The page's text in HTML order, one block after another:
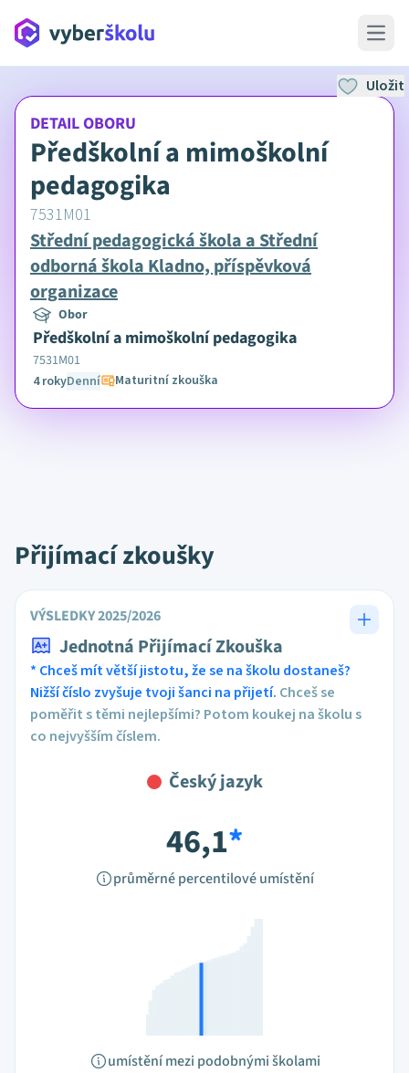
Open
DETAIL OBORU
Předškolní a mimoškolní
pedagogika
7531M01
Střední pedagogická škola a Střední
odborná škola Kladno, příspěvková
organizace
Obor
Předškolní a mimoškolní pedagogika
7531M01
4 rokyDenní Maturitní zkouška
Uložit
Přijímací zkoušky
VÝSLEDKY 2025/2026
Jednotná Přijímací Zkouška
* Chceš mít větší jistotu, že se na školu dostaneš?
Nižší číslo zvyšuje tvoji šanci na přijetí. Chceš se
poměřit s těmi nejlepšími? Potom koukej na školu s
co nejvyšším číslem.
Český jazyk
46,1*
průměrné percentilové umístění
umístění mezi podobnými školami